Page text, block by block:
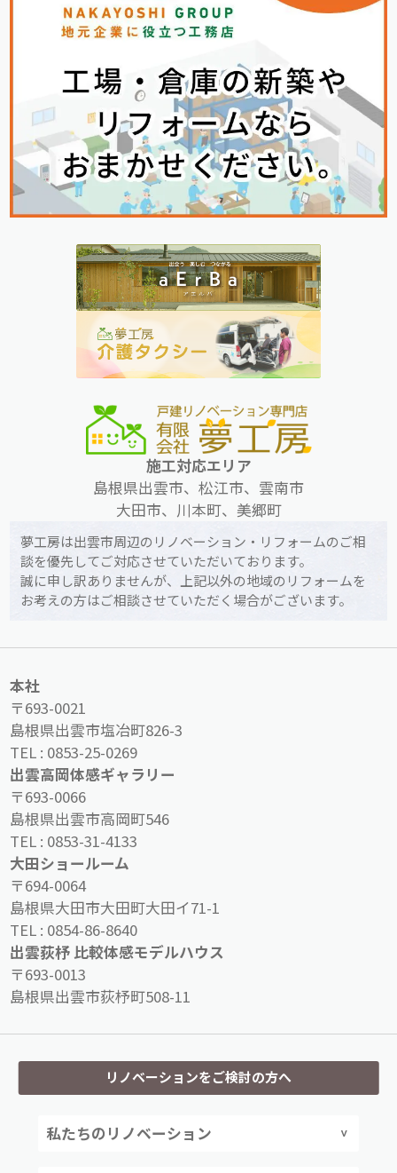
施工対応エリア
島根県出雲市、松江市、雲南市
大田市、川本町、美郷町
夢工房は出雲市周辺のリノベーション・リフォームのご相
談を優先してご対応させていただいております。
誠に申し訳ありませんが、上記以外の地域のリフォームを
お考えの方はご相談させていただく場合がございます。
本社
〒693-0021
島根県出雲市塩冶町826-3
TEL : 0853-25-0269
出雲高岡体感ギャラリー
〒693-0066
島根県出雲市高岡町546
TEL : 0853-31-4133
大田ショールーム
〒694-0064
島根県大田市大田町大田イ71-1
TEL : 0854-86-8640
出雲荻杼 比較体感モデルハウス
〒693-0013
島根県出雲市荻杼町508-11
リノベーションをご検討の方へ
私たちのリノベーション